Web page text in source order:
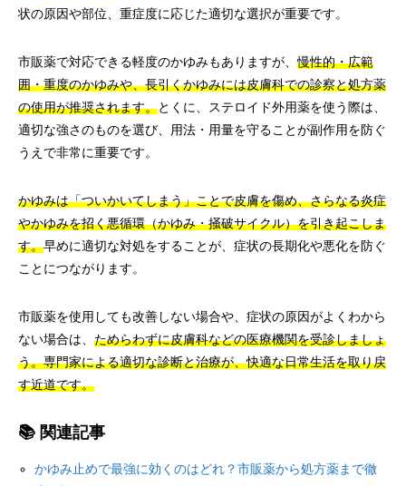
状の原因や部位、重症度に応じた適切な選択が重要です。
市販薬で対応できる軽度のかゆみもありますが、慢性的・広範
囲・重度のかゆみや、長引くかゆみには皮膚科での診察と処方薬
の使用が推奨されます。とくに、ステロイド外用薬を使う際は、
適切な強さのものを選び、用法・用量を守ることが副作用を防ぐ
うえで非常に重要です。
かゆみは「ついかいてしまう」ことで皮膚を傷め、さらなる炎症
やかゆみを招く悪循環（かゆみ・掻破サイクル）を引き起こしま
す。早めに適切な対処をすることが、症状の長期化や悪化を防ぐ
ことにつながります。
市販薬を使用しても改善しない場合や、症状の原因がよくわから
ない場合は、 ためらわずに皮膚科などの医療機関を受診しましょ
う。専門家による適切な診断と治療が、快適な日常生活を取り戻
す近道です。
📚 関連記事
かゆみ止めで最強に効くのはどれ？市販薬から処方薬まで徹